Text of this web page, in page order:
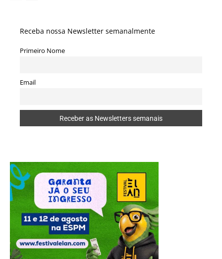
Receba nossa Newsletter semanalmente
Primeiro Nome
Email